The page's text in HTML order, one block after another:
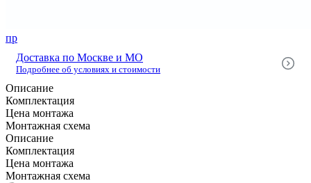
пр
Доставка по Москве и МО
Подробнее об условиях и стоимости
Описание
Комплектация
Цена монтажа
Монтажная схема
Описание
Комплектация
Цена монтажа
Монтажная схема